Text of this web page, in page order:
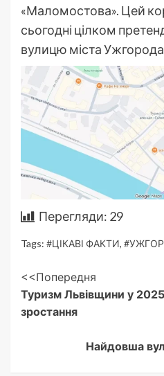
«Маломостова». Цей
сьогодні цілком
вулицю міста
Перегляди: 29
Tags: #ЦІКАВІ ФАКТИ,
Post
Navigation
<<Попередня
Туризм Львівщини у
зростання
Найдовша